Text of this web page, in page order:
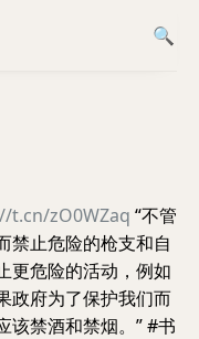
t.cn/zO0WZaq “不管
禁止危险的枪支和自
更危险的活动，例如
政府为了保护我们而
该禁酒和禁烟。” #书